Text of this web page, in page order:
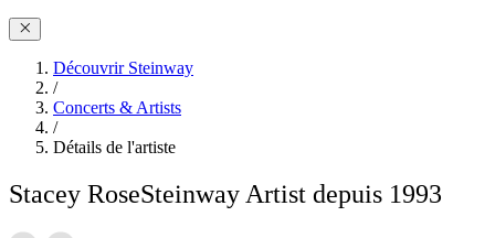
Découvrir Steinway
/
Concerts & Artists
/
Détails de l'artiste
Stacey RoseSteinway Artist depuis 1993